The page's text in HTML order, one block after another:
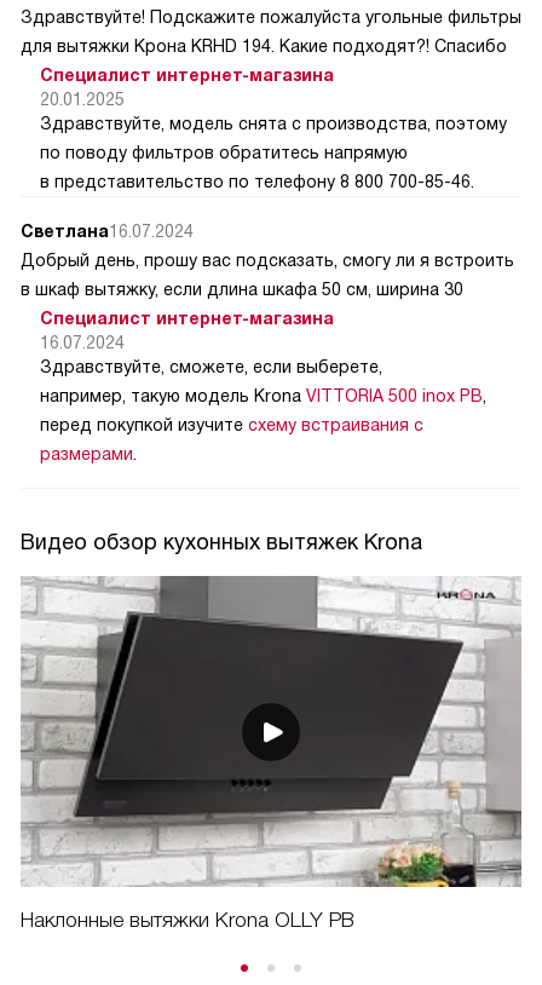
Здравствуйте! Подскажите пожалуйста угольные фильтры
для вытяжки Крона KRHD 194. Какие подходят?! Спасибо
Специалист интернет-магазина
20.01.2025
Здравствуйте, модель снята с производства, поэтому
по поводу фильтров обратитесь напрямую
в представительство по телефону 8 800 700-85-46.
Светлана16.07.2024
Добрый день, прошу вас подсказать, смогу ли я встроить
в шкаф вытяжку, если длина шкафа 50 см, ширина 30
Специалист интернет-магазина
16.07.2024
Здравствуйте, сможете, если выберете,
например, такую модель Krona VITTORIA 500 inox PB,
перед покупкой изучите схему встраивания с
размерами.
Видео обзор кухонных вытяжек Krona
Наклонные вытяжки Krona OLLY PB